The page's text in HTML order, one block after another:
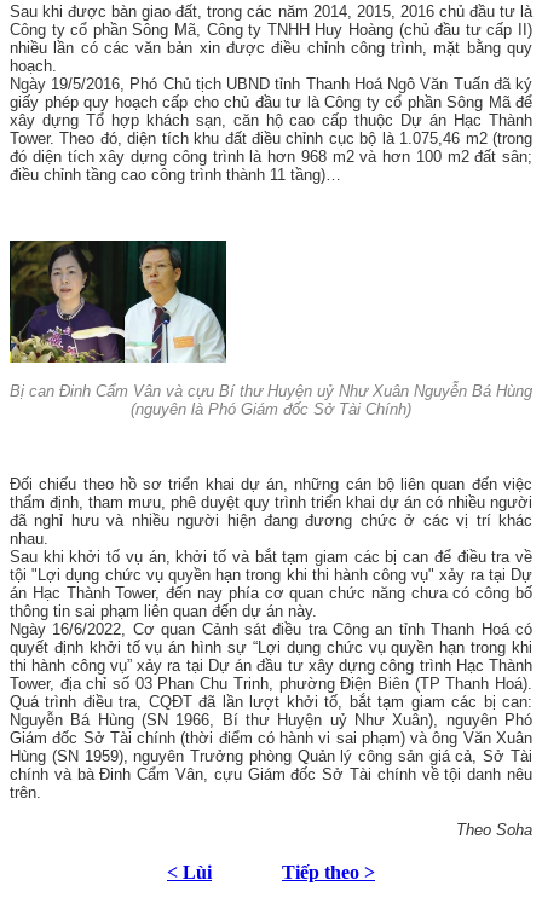
Sau khi được bàn giao đất, trong các năm 2014, 2015, 2016 chủ đầu tư là
Công ty cổ phần Sông Mã, Công ty TNHH Huy Hoàng (chủ đầu tư cấp II)
nhiều lần có các văn bản xin được điều chỉnh công trình, mặt bằng quy
hoạch.
Ngày 19/5/2016, Phó Chủ tịch UBND tỉnh Thanh Hoá Ngô Văn Tuấn đã ký
giấy phép quy hoạch cấp cho chủ đầu tư là Công ty cổ phần Sông Mã để
xây dựng Tổ hợp khách sạn, căn hộ cao cấp thuộc Dự án Hạc Thành
Tower. Theo đó, diện tích khu đất điều chỉnh cục bộ là 1.075,46 m2 (trong
đó diện tích xây dựng công trình là hơn 968 m2 và hơn 100 m2 đất sân;
điều chỉnh tầng cao công trình thành 11 tầng)…
Bị can Đinh Cẩm Vân và cựu Bí thư Huyện uỷ Như Xuân Nguyễn Bá Hùng
(nguyên là Phó Giám đốc Sở Tài Chính)
Đối chiếu theo hồ sơ triển khai dự án, những cán bộ liên quan đến việc
thẩm định, tham mưu, phê duyệt quy trình triển khai dự án có nhiều người
đã nghỉ hưu và nhiều người hiện đang đương chức ở các vị trí khác
nhau.
Sau khi khởi tố vụ án, khởi tố và bắt tạm giam các bị can để điều tra về
tội "Lợi dụng chức vụ quyền hạn trong khi thi hành công vụ" xảy ra tại Dự
án Hạc Thành Tower, đến nay phía cơ quan chức năng chưa có công bố
thông tin sai phạm liên quan đến dự án này.
Ngày 16/6/2022, Cơ quan Cảnh sát điều tra Công an tỉnh Thanh Hoá có
quyết định khởi tố vụ án hình sự “Lợi dụng chức vụ quyền hạn trong khi
thi hành công vụ” xảy ra tại Dự án đầu tư xây dựng công trình Hạc Thành
Tower, địa chỉ số 03 Phan Chu Trinh, phường Điện Biên (TP Thanh Hoá).
Quá trình điều tra, CQĐT đã lần lượt khởi tố, bắt tạm giam các bị can:
Nguyễn Bá Hùng (SN 1966, Bí thư Huyện uỷ Như Xuân), nguyên Phó
Giám đốc Sở Tài chính (thời điểm có hành vi sai phạm) và ông Văn Xuân
Hùng (SN 1959), nguyên Trưởng phòng Quản lý công sản giá cả, Sở Tài
chính và bà Đinh Cẩm Vân, cựu Giám đốc Sở Tài chính về tội danh nêu
trên.
Theo Soha
< Lùi Tiếp theo >